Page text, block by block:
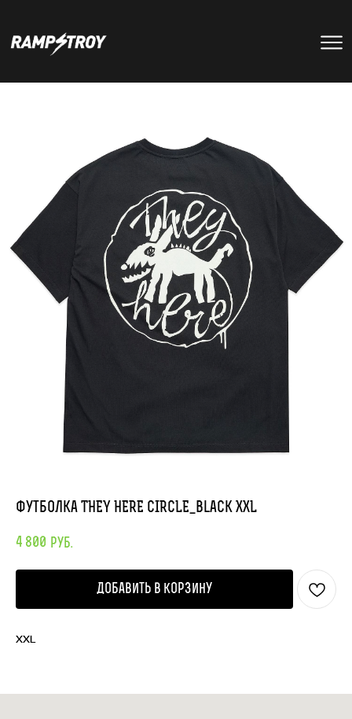
записаться
на тренировку +7 (800) 250-51-06
Футболка THEY HERE CIRCLE_black XXL
4 800 руб.
Добавить в корзину
XXL